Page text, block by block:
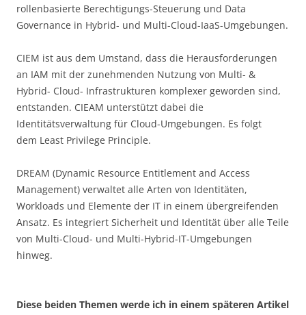
rollenbasierte Berechtigungs-Steuerung und Data
Governance in Hybrid- und Multi-Cloud-IaaS-Umgebungen.
CIEM ist aus dem Umstand, dass die Herausforderungen
an IAM mit der zunehmenden Nutzung von Multi- &
Hybrid- Cloud- Infrastrukturen komplexer geworden sind,
entstanden. CIEAM unterstützt dabei die
Identitätsverwaltung für Cloud-Umgebungen. Es folgt
dem Least Privilege Principle.
DREAM (Dynamic Resource Entitlement and Access
Management) verwaltet alle Arten von Identitäten,
Workloads und Elemente der IT in einem übergreifenden
Ansatz. Es integriert Sicherheit und Identität über alle Teile
von Multi-Cloud- und Multi-Hybrid-IT-Umgebungen
hinweg.
Diese beiden Themen werde ich in einem späteren Artikel